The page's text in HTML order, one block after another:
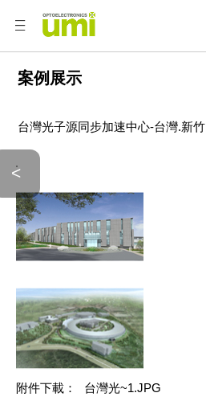
案例展示
台灣光子源同步加速中心-台灣.新竹
<
附件下載： 台灣光~1.JPG